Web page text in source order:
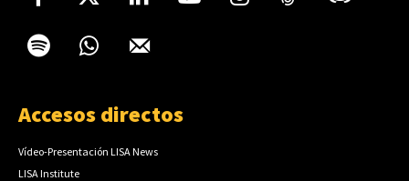
Accesos directos
Vídeo-Presentación LISA News
LISA Institute